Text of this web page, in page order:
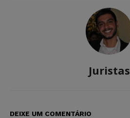
Juristas
DEIXE UM COMENTÁRIO